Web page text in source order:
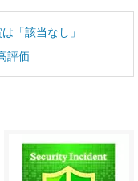
「該当なし」
評価